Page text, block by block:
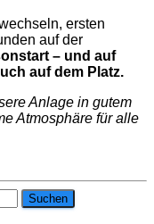
ersten
auf der
– und auf
auf dem Platz.
Anlage in gutem
Atmosphäre für alle